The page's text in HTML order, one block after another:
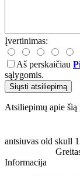
Įvertinimas:
Aš perskaičiau
sąlygomis.
Siųsti atsiliepimą
Atsiliepimų apie šią
antsiuvas old skull
Informacija